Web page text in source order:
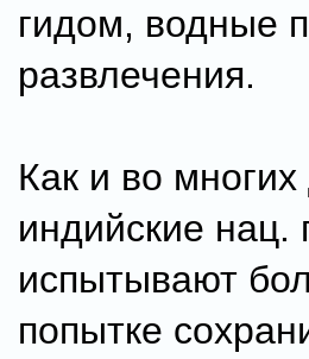
гидом, водные
развлечения.
Как и во многих
индийские нац.
испытывают
попытке